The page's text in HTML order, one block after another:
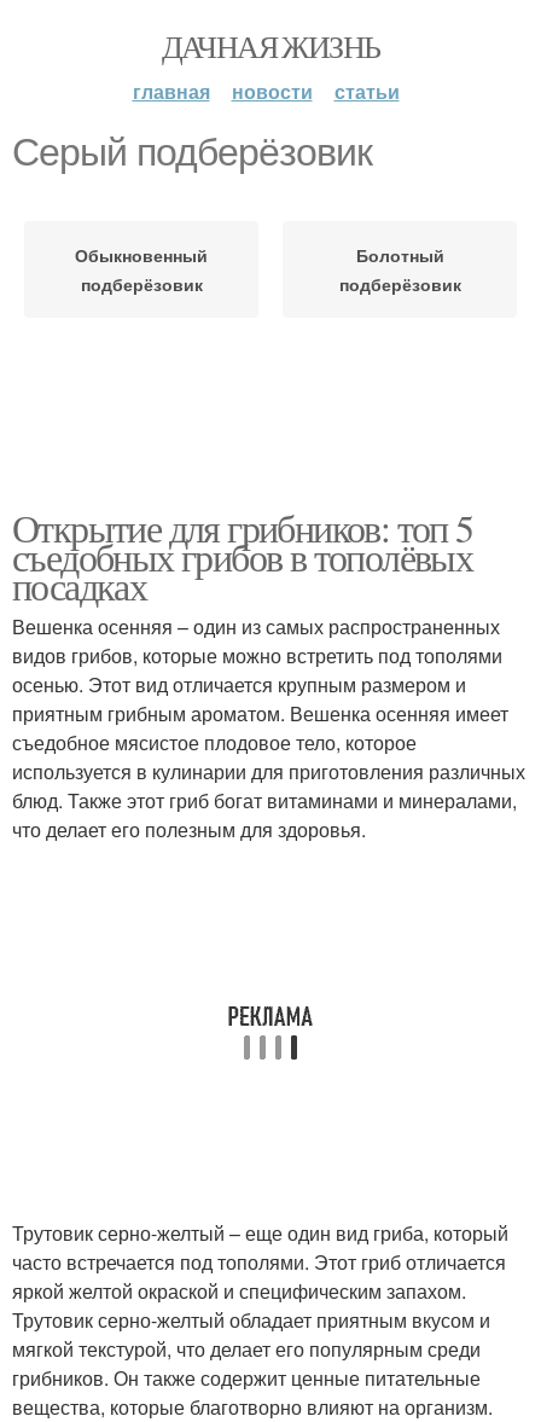
ДАЧНАЯ ЖИЗНЬ
главная новости статьи
Серый подберёзовик
Обыкновенный
подберёзовик
Болотный
подберёзовик
Открытие для грибников: топ 5
съедобных грибов в тополёвых
посадках
Вешенка осенняя – один из самых распространенных
видов грибов, которые можно встретить под тополями
осенью. Этот вид отличается крупным размером и
приятным грибным ароматом. Вешенка осенняя имеет
съедобное мясистое плодовое тело, которое
используется в кулинарии для приготовления различных
блюд. Также этот гриб богат витаминами и минералами,
что делает его полезным для здоровья.
Трутовик серно-желтый – еще один вид гриба, который
часто встречается под тополями. Этот гриб отличается
яркой желтой окраской и специфическим запахом.
Трутовик серно-желтый обладает приятным вкусом и
мягкой текстурой, что делает его популярным среди
грибников. Он также содержит ценные питательные
вещества, которые благотворно влияют на организм.